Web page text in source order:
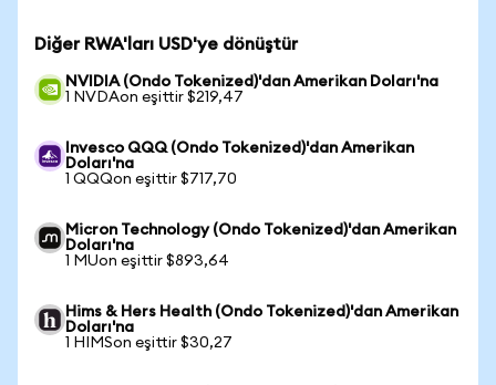
Diğer RWA'ları USD'ye dönüştür
NVIDIA (Ondo Tokenized)'dan Amerikan Doları'na
1 NVDAon eşittir $219,47
Invesco QQQ (Ondo Tokenized)'dan Amerikan
Doları'na
1 QQQon eşittir $717,70
Micron Technology (Ondo Tokenized)'dan Amerikan
Doları'na
1 MUon eşittir $893,64
Hims & Hers Health (Ondo Tokenized)'dan Amerikan
Doları'na
1 HIMSon eşittir $30,27